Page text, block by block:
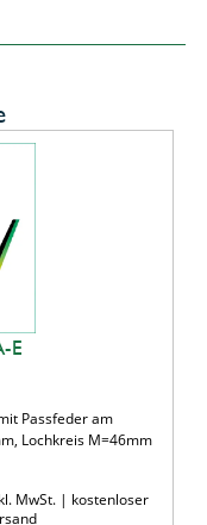
E
Passfeder am
Lochkreis M=46mm
MwSt. | kostenloser